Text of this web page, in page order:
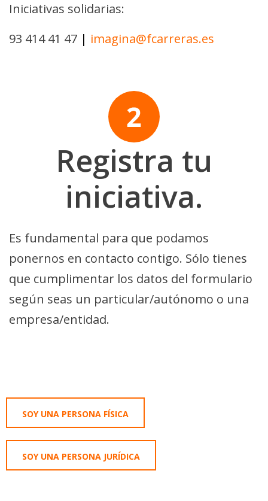
Iniciativas solidarias:
93 414 41 47 | imagina@fcarreras.es
Registra tu
iniciativa.
Es fundamental para que podamos
ponernos en contacto contigo. Sólo tienes
que cumplimentar los datos del formulario
según seas un particular/autónomo o una
empresa/entidad.
Campo
tipo
de
persona
SOY UNA PERSONA FÍSICA
SOY UNA PERSONA JURÍDICA